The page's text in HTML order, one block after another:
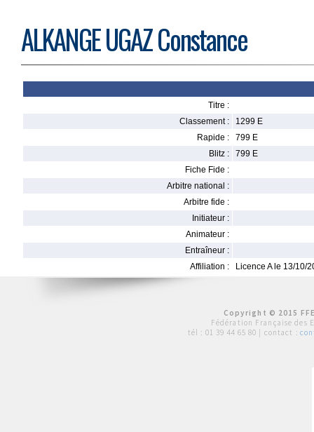
ALKANGE UGAZ Constance
Titre :
Classement :
1299 E
Rapide :
799 E
Blitz :
799 E
Fiche Fide :
Arbitre national :
Arbitre fide :
Initiateur :
Animateur :
Entraîneur :
Affiliation :
Licence A le 13/10/
Copyright © 2015
Fédération Française des
tél : 01 39 44 65 80 | contact :